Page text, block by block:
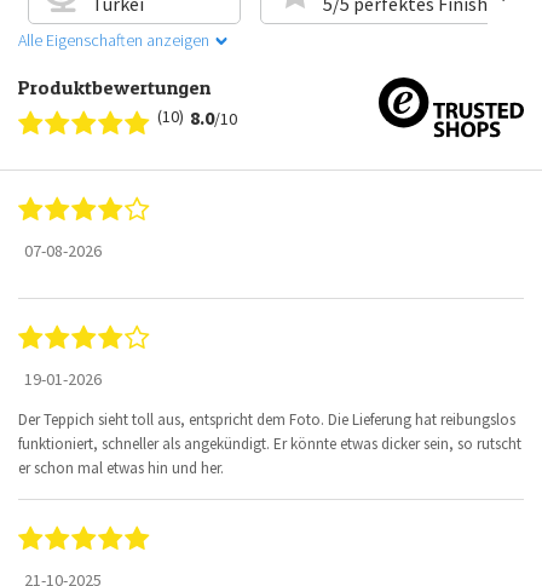
Alle Eigenschaften anzeigen
Produktbewertungen
(10) 8.0/10
07-08-2026
19-01-2026
Der Teppich sieht toll aus, entspricht dem Foto. Die Lieferung hat reibungslos
funktioniert, schneller als angekündigt. Er könnte etwas dicker sein, so rutscht
er schon mal etwas hin und her.
21-10-2025